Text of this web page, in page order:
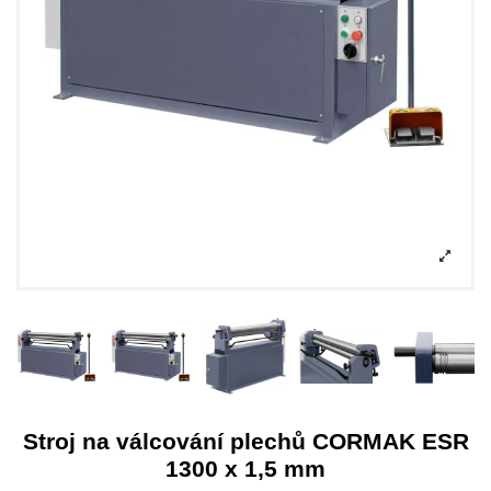
Stroj na válcování plechů CORMAK ESR
1300 x 1,5 mm